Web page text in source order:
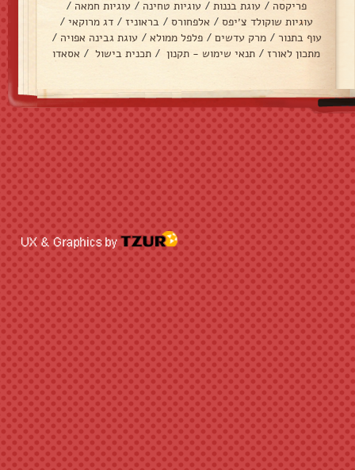
פריקסה / עוגת בננות / עוגיות טחינה / עוגיות חמאה /
עוגיות שוקולד צ׳יפס / אלפחורס / בראוניז / דג מרוקאי /
עוף בתנור / מרק עדשים / פלפל ממולא / עוגת גבינה אפויה /
מתכון לאורז / תנאי שימוש - תקנון / תכנית בישול / אסאדו